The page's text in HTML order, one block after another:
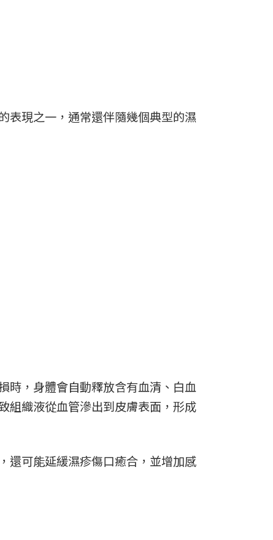
表現之一，通常還伴隨幾個典型的濕
時，身體會自動釋放含有血清、白血
組織液從血管滲出到皮膚表面，形成
還可能延緩濕疹傷口癒合，並增加感